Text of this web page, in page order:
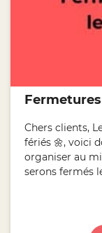
Chers clients,
fériés 🌼, voici
organiser au
serons fermés